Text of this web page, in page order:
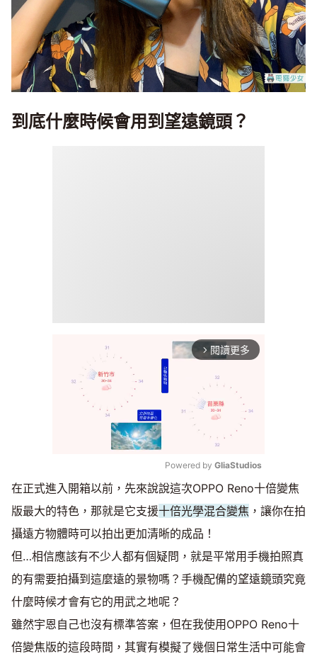
到底什麼時候會用到望遠鏡頭？
arrow_forward_ios 閱讀更多
Mute
Powered by GliaStudios
在正式進入開箱以前，先來說說這次OPPO Reno十倍變焦
版最大的特色，那就是它支援十倍光學混合變焦 ，讓你在拍
攝遠方物體時可以拍出更加清晰的成品！
但…相信應該有不少人都有個疑問，就是平常用手機拍照真
的有需要拍攝到這麼遠的景物嗎？手機配備的望遠鏡頭究竟
什麼時候才會有它的用武之地呢？
雖然宇恩自己也沒有標準答案，但在我使用OPPO Reno十
倍變焦版的這段時間，其實有模擬了幾個日常生活中可能會